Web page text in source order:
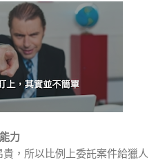
力
，所以比例上委託案件給獵人